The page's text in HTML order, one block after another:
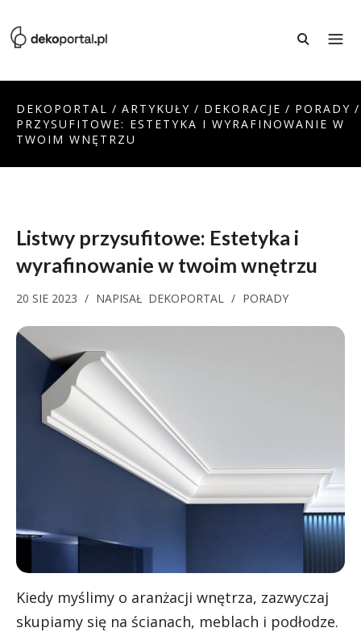
DEKOPORTAL / ARTYKUŁY / DEKORACJE / PORADY /
PRZYSUFITOWE: ESTETYKA I WYRAFINOWANIE W
TWOIM WNĘTRZU
Listwy przysufitowe: Estetyka i
wyrafinowanie w twoim wnętrzu
20 SIE 2023 / NAPISAŁ DEKOPORTAL / PORADY
Kiedy myślimy o aranżacji wnętrza, zazwyczaj
skupiamy się na ścianach, meblach i podłodze.